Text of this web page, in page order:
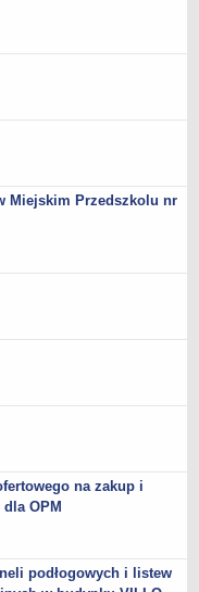
Miejskim Przedszkolu nr
na zakup i
OPM
podłogowych i listew